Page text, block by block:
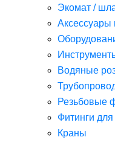
Экомат /
Аксессуары
Водяные
Резьбовые
Фитинги
Краны